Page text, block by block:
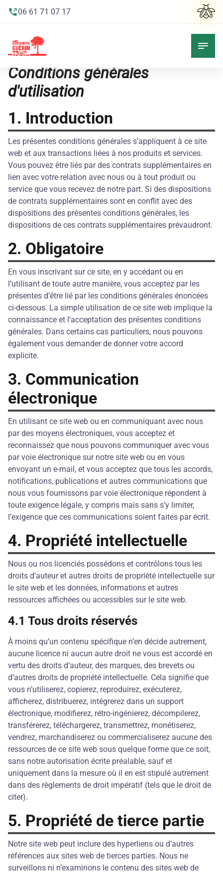
06 61 71 07 17
Conditions générales
d'utilisation
1. Introduction
Les présentes conditions générales s’appliquent à ce site
web et aux transactions liées à nos produits et services.
Vous pouvez être liés par des contrats supplémentaires en
lien avec votre relation avec nous ou à tout produit ou
service que vous recevez de notre part. Si des dispositions
de contrats supplémentaires sont en conflit avec des
dispositions des présentes conditions générales, les
dispositions de ces contrats supplémentaires prévaudront.
2. Obligatoire
En vous inscrivant sur ce site, en y accédant ou en
l’utilisant de toute autre manière, vous acceptez par les
présentes d’être lié par les conditions générales énoncées
ci-dessous. La simple utilisation de ce site web implique la
connaissance et l’acceptation des présentes conditions
générales. Dans certains cas particuliers, nous pouvons
également vous demander de donner votre accord
explicite.
3. Communication
électronique
En utilisant ce site web ou en communiquant avec nous
par des moyens électroniques, vous acceptez et
reconnaissez que nous pouvons communiquer avec vous
par voie électronique sur notre site web ou en vous
envoyant un e-mail, et vous acceptez que tous les accords,
notifications, publications et autres communications que
nous vous fournissons par voie électronique répondent à
toute exigence légale, y compris mais sans s’y limiter,
l’exigence que ces communications soient faites par écrit.
4. Propriété intellectuelle
Nous ou nos licenciés possédons et contrôlons tous les
droits d’auteur et autres droits de propriété intellectuelle sur
le site web et les données, informations et autres
ressources affichées ou accessibles sur le site web.
4.1 Tous droits réservés
À moins qu’un contenu spécifique n’en décide autrement,
aucune licence ni aucun autre droit ne vous est accordé en
vertu des droits d’auteur, des marques, des brevets ou
d’autres droits de propriété intellectuelle. Cela signifie que
vous n’utiliserez, copierez, reproduirez, exécuterez,
afficherez, distribuerez, intégrerez dans un support
électronique, modifierez, rétro-ingénierez, décompilerez,
transférerez, téléchargerez, transmettrez, monétiserez,
vendrez, marchandiserez ou commercialiserez aucune des
ressources de ce site web sous quelque forme que ce soit,
sans notre autorisation écrite préalable, sauf et
uniquement dans la mesure où il en est stipulé autrement
dans des règlements de droit impératif (tels que le droit de
citer).
5. Propriété de tierce partie
Notre site web peut inclure des hyperliens ou d’autres
références aux sites web de tierces parties. Nous ne
surveillons ni n’examinons le contenu des sites web de